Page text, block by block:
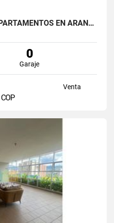
GRAN LANZAMIENTO APARTAMENTOS EN ARANJUEZ ( PROYECTO )
0
Garaje
Venta
COP